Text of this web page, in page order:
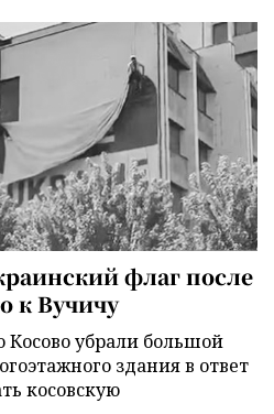
флаг после
к Вучичу
Косово убрали большой
здания в ответ
косовскую